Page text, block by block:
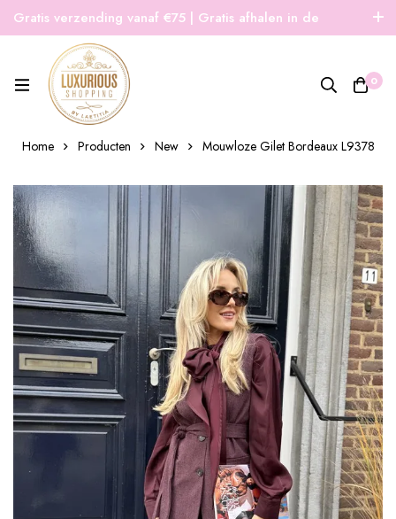
Gratis verzending vanaf €75 | Gratis afhalen in de
winkel | Snelle verzending
0
Home Producten New Mouwloze Gilet Bordeaux L9378